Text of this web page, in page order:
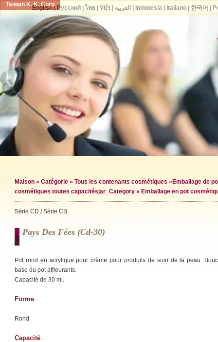
Taiwan K. K. Corp.
Maison » Catégorie » Tous les contenants cosmétiques » Emballage de
cosmétiques toutes capacitésjar_Category » Emballage en pot
Série CD / Série CB
Pays Des Fées (cd-30)
Pot rond en acrylique pour crème pour produits de soin de la peau.
base du pot affleurants.
Capacité de 30 ml.
Forme
Rond
Capacité
English| Русский| ไทย| Việt| العربية Indonesia| Italiano| 한국어